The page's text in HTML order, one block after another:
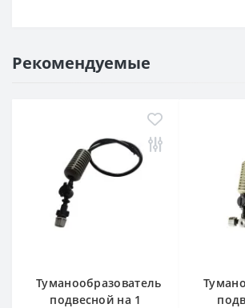
Рекомендуемые
Туманообразователь
подвесной на 1